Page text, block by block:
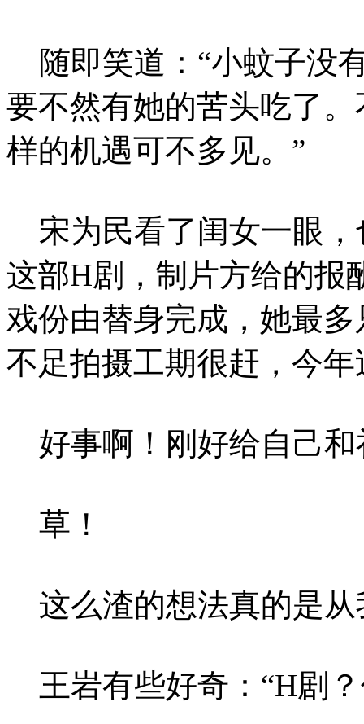
随即笑道：“小蚊子没
要不然有她的苦头吃了
样的机遇可不多见。”
宋为民看了闺女一眼，
这部H剧，制片方给的报
戏份由替身完成，她最
不足拍摄工期很赶，今
好事啊！刚好给自己和
草！
这么渣的想法真的是从
王岩有些好奇：“H剧